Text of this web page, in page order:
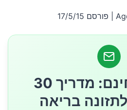
ביום?
בלייק!
🎁 קבלו חינם: מדריך 30
בריאה